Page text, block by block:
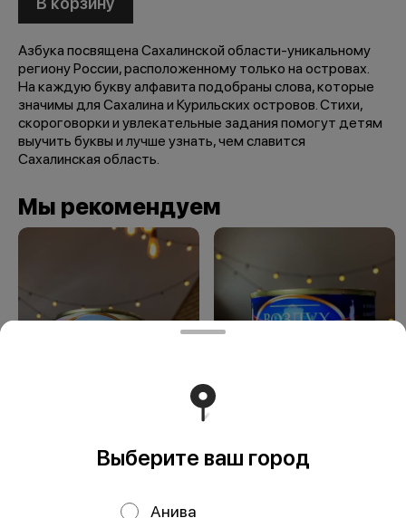
Азбука посвящена Сахалинской области-уникальному
региону России, расположенному только на островах.
На каждую букву алфавита подобраны слова, которые
значимы для Сахалина и Курильских островов. Стихи,
скороговорки и увлекательные задания помогут детям
выучить буквы и лучше узнать, чем славится
Сахалинская область.
Мы рекомендуем
Выберите ваш город
Анива